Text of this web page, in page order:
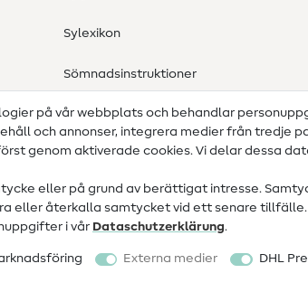
Sylexikon
Sömnadsinstruktioner
på vår webbplats och behandlar
och annonser, integrera medier från tredje
genom aktiverade cookies. Vi delar dessa
eller på grund av berättigat intresse.
eller återkalla samtycket vid ett senare tillfälle.
i vår Data­schutz­erklärung.
Externa medier DHL
Allmänna villkor